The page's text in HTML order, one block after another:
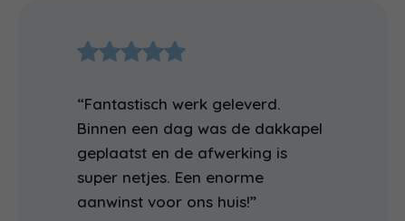
“Fantastisch werk geleverd.
Binnen een dag was de dakkapel
geplaatst en de afwerking is
super netjes. Een enorme
aanwinst voor ons huis!”